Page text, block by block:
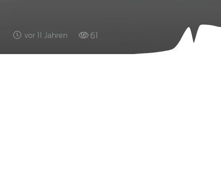
vor 11 Jahren 61